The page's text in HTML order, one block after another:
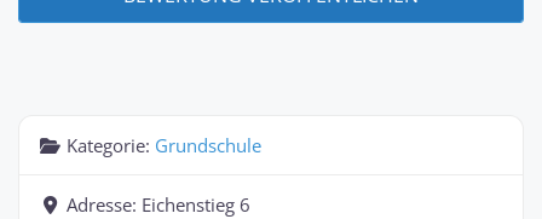
Kategorie: Grundschule
Adresse: Eichenstieg 6